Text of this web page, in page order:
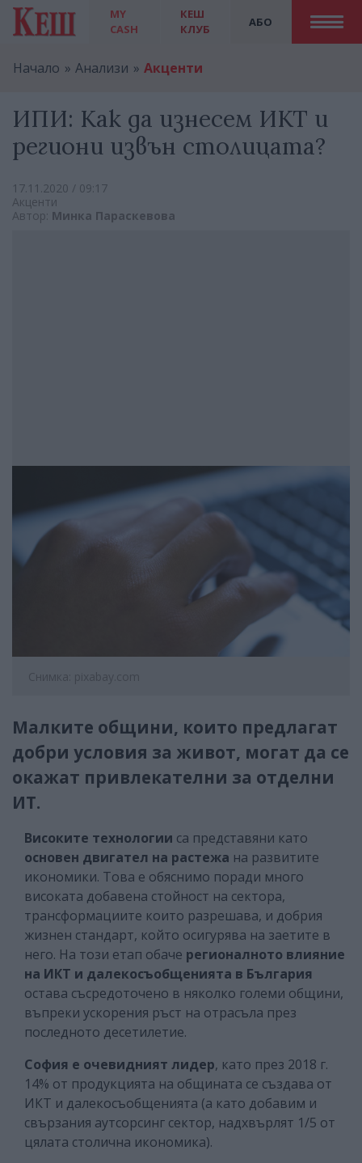
MY
CASH
АБО
КЕШ
КЛУБ
Начало Анализи Акценти
ИПИ: Как да изнесем ИКТ и
региони извън столицата?
17.11.2020 / 09:17
Акценти
Автор: Mинка Параскевова
Снимка: pixabay.com
Малките общини, които предлагат
добри условия за живот, могат да се
окажат привлекателни за отделни
ИТ.
Високите технологии са представяни като
основен двигател на растежа на развитите
икономики. Това е обяснимо поради много
високата добавена стойност на сектора,
трансформациите които разрешава, и добрия
жизнен стандарт, който осигурява на заетите в
него. На този етап обаче регионалното влияние
на ИКТ и далекосъобщенията в България
остава съсредоточено в няколко големи общини,
въпреки ускорения ръст на отрасъла през
последното десетилетие.
София е очевидният лидер, като през 2018 г.
14% от продукцията на общината се създава от
ИКТ и далекосъобщенията (а като добавим и
свързания аутсорсинг сектор, надхвърлят 1/5 от
цялата столична икономика).